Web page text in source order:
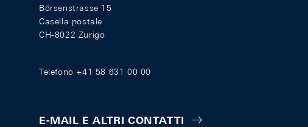
Börsenstrasse 15
Casella postale
CH-8022 Zurigo
Telefono +41 58 631 00 00
E-MAIL E ALTRI CONTATTI